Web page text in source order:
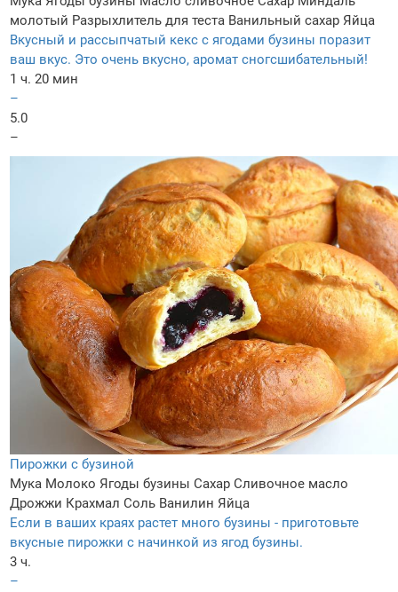
молотый Разрыхлитель для теста Ванильный сахар Яйца
Вкусный и рассыпчатый кекс с ягодами бузины поразит
ваш вкус. Это очень вкусно, аромат сногсшибательный!
1 ч. 20 мин
–
5.0
–
Пирожки с бузиной
Мука Молоко Ягоды бузины Сахар Сливочное масло
Дрожжи Крахмал Соль Ванилин Яйца
Если в ваших краях растет много бузины - приготовьте
вкусные пирожки с начинкой из ягод бузины.
3 ч.
–